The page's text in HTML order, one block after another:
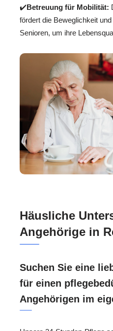
✔️Betreuung für Mobilität:
fördert die Beweglichkeit
Senioren, um ihre
Häusliche
Angehörige in
Suchen Sie eine
für einen
Angehörigen im